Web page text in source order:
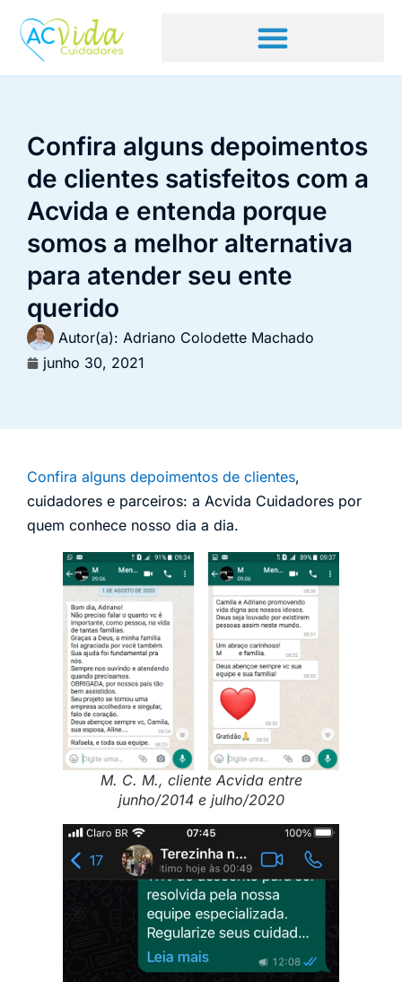
Confira alguns depoimentos
de clientes satisfeitos com a
Acvida e entenda porque
somos a melhor alternativa
para atender seu ente
querido
Autor(a): Adriano Colodette Machado
junho 30, 2021
Confira alguns depoimentos de clientes,
cuidadores e parceiros: a Acvida Cuidadores por
quem conhece nosso dia a dia.
M. C. M., cliente Acvida entre
junho/2014 e julho/2020